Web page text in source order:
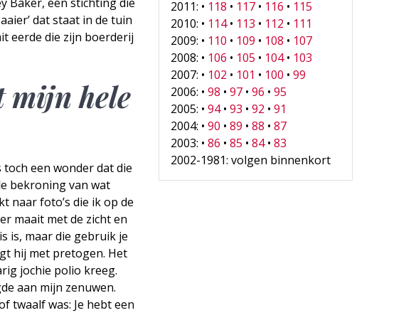
dat staat in de tuin
eerde die zijn boerderij
mijn hele
een wonder dat die
bekroning van wat
naar foto’s die ik op de
maait met de zicht en
is, maar die gebruik je
hij met pretogen. Het
jochie polio kreeg.
aan mijn zenuwen.
twaalf was: Je hebt een
2011: • 118 • 117 • 116 • 115
2010: • 114• 113 • 112 • 111
2009: • 110 • 109 • 108 • 107
2008: • 106 • 105 • 104• 103
2007: • 102 • 101 • 100 •99
2006: •98 •97 •96 •95
2005: •94•93 •92 •91
2004: •90 •89 •88 •87
2003: •86 •85 •84•83
2002-1981: volgen binnenkort